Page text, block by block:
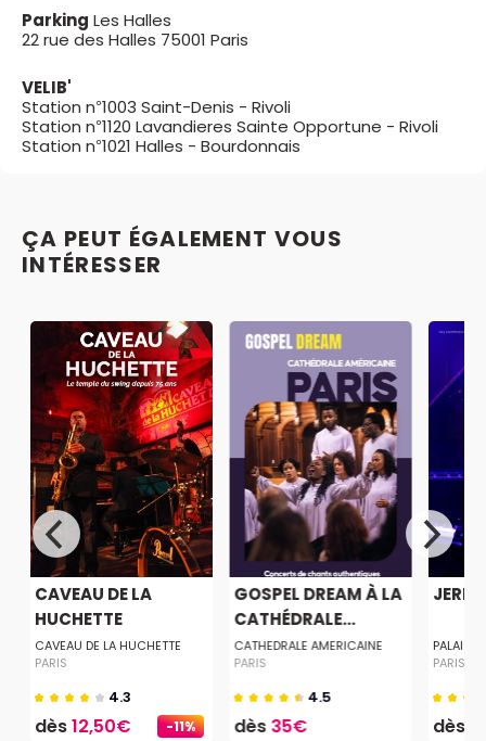
Parking Les Halles
22 rue des Halles 75001 Paris
VELIB'
Station n°1003 Saint-Denis - Rivoli
Station n°1120 Lavandieres Sainte Opportune - Rivoli
Station n°1021 Halles - Bourdonnais
ÇA PEUT ÉGALEMENT VOUS
INTÉRESSER
-11%
CAVEAU DE LA
HUCHETTE
CAVEAU DE LA HUCHETTE
PARIS
4.3
dès12,50€
GOSPEL DREAM À LA
CATHÉDRALE...
CATHEDRALE AMERICAINE
PARIS
4.5
dès35€
PALAIS
PARIS
dès